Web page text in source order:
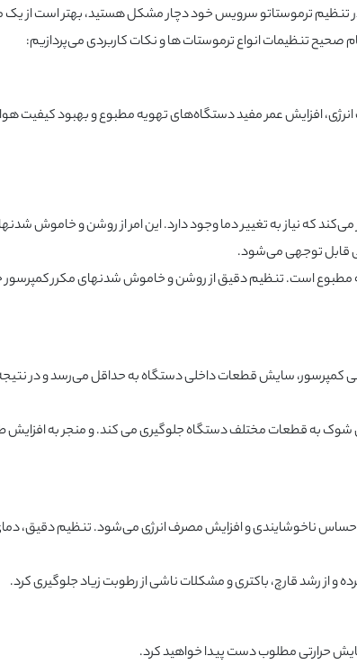
در تنظیم ترموستاتو سرویس خود دچار مشکل هستید، بهتر است
صحیح تنظیمات انواع ترموستات ها و نکات کاربردی می‌پردازیم:
افزایش عمر مفید دستگاه‌های تهویه مطبوع و بهبود کیفیت
که نیاز به تغییر دما وجود دارد. این امر از روشن و خاموش
قابل توجهی می‌شود.
مطبوع است. تنظیم دقیق از روشن و خاموش شدنهای مکرر
سایش قطعات داخلی دستگاه به حداقل می‌رسد و در
شوک به قطعات مختلف دستگاه جلوگیری می کند. و منجر به
احساس ناخوشایندی و افزایش مصرف انرژی می‌شود. تنظیم دقیق،
و از رشد قارچ، باکتری و مشکلات ناشی از رطوبت زیاد جلوگیری کرد.
حرارتی مطلوب دست پیدا خواهید کرد.